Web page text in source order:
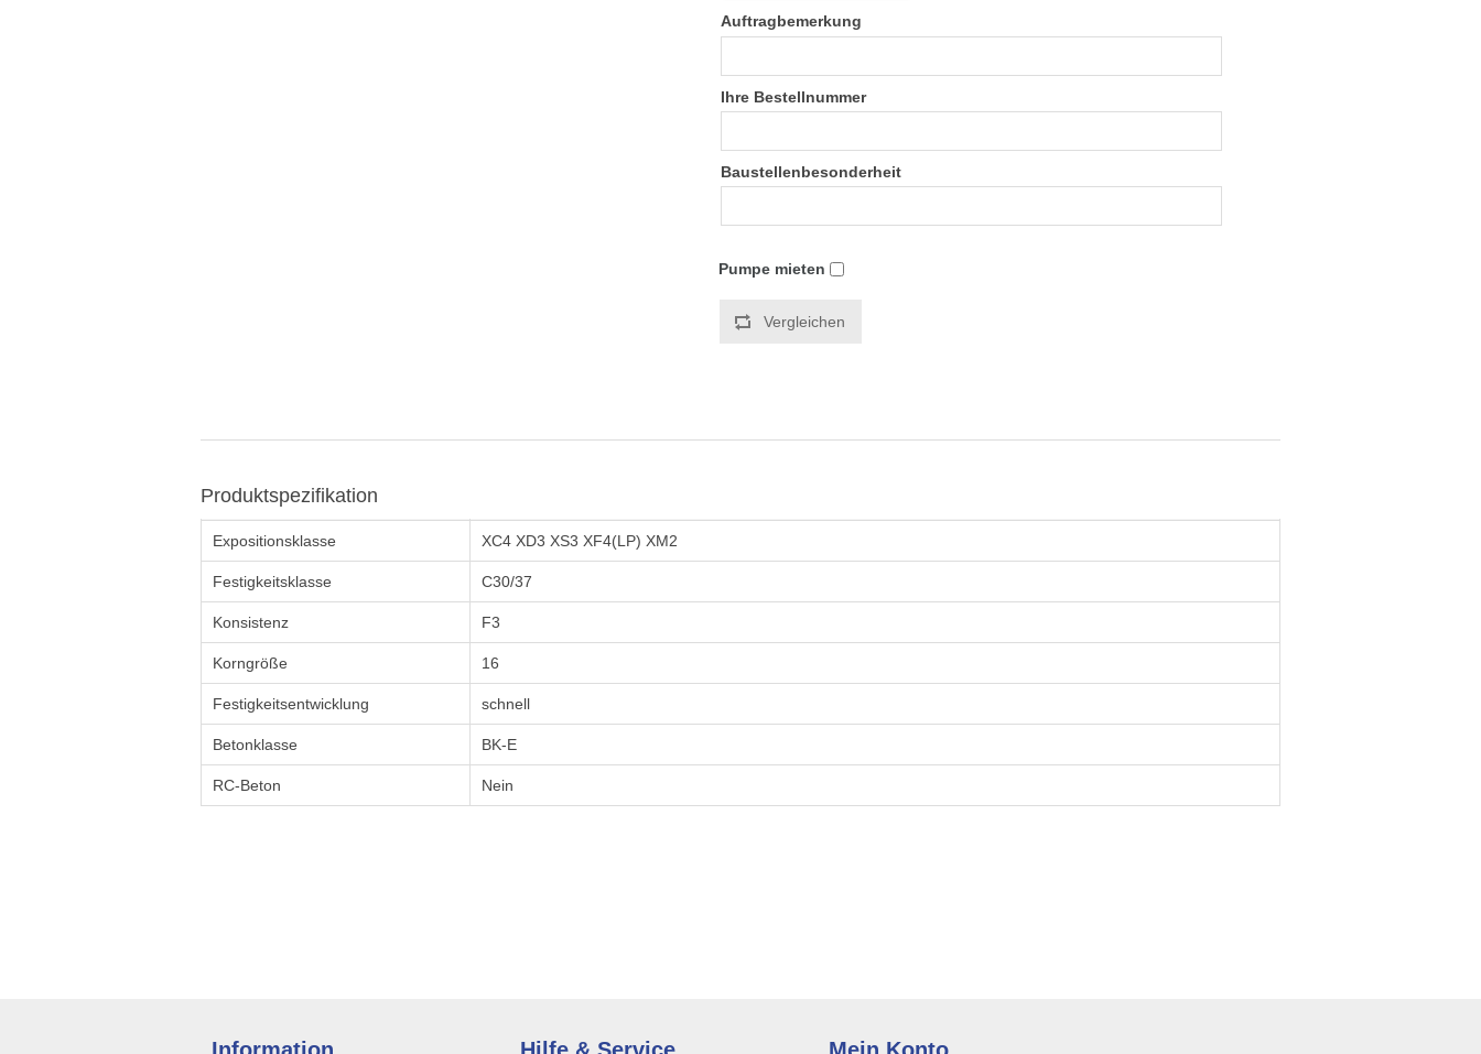
Auftragbemerkung
Ihre Bestellnummer
Baustellenbesonderheit
Pumpe mieten
Vergleichen
Produktspezifikation
Expositionsklasse XC4 XD3 XS3 XF4(LP) XM2
Festigkeitsklasse C30/37
Konsistenz F3
Korngröße 16
Festigkeitsentwicklung schnell
Betonklasse BK-E
RC-Beton Nein